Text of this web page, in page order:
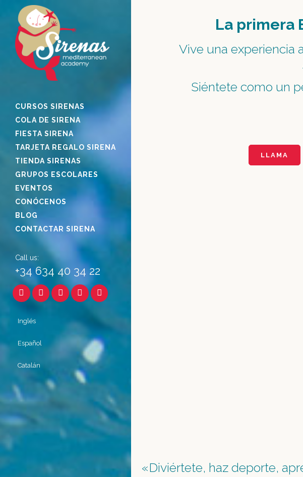
CURSOS SIRENAS
COLA DE SIRENA
FIESTA SIRENA
TARJETA REGALO SIRENA
TIENDA SIRENAS
GRUPOS ESCOLARES
EVENTOS
CONÓCENOS
BLOG
CONTACTAR SIRENA
Call us:
+34 634 40 34 22
Inglés
Español
Catalán
La primera
Vive una experiencia
Siéntete como un
LLAMA
«Diviértete, haz deporte,